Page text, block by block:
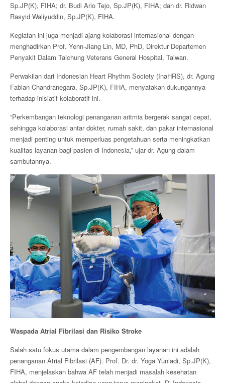
Sp.JP(K), FIHA; dr. Budi Ario Tejo, Sp.JP(K), FIHA; dan dr. Ridwan
Rasyid Waliyuddin, Sp.JP(K), FIHA.
Kegiatan ini juga menjadi ajang kolaborasi internasional dengan
menghadirkan Prof. Yenn-Jiang Lin, MD, PhD, Direktur Departemen
Penyakit Dalam Taichung Veterans General Hospital, Taiwan.
Perwakilan dari Indonesian Heart Rhythm Society (InaHRS), dr. Agung
Fabian Chandranegara, Sp.JP(K), FIHA, menyatakan dukungannya
terhadap inisiatif kolaboratif ini.
“Perkembangan teknologi penanganan aritmia bergerak sangat cepat,
sehingga kolaborasi antar dokter, rumah sakit, dan pakar internasional
menjadi penting untuk memperluas pengetahuan serta meningkatkan
kualitas layanan bagi pasien di Indonesia,” ujar dr. Agung dalam
sambutannya.
Waspada Atrial Fibrilasi dan Risiko Stroke
Salah satu fokus utama dalam pengembangan layanan ini adalah
penanganan Atrial Fibrilasi (AF). Prof. Dr. dr. Yoga Yuniadi, Sp.JP(K),
FIHA, menjelaskan bahwa AF telah menjadi masalah kesehatan